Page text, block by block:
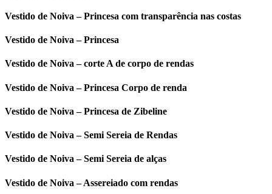
Vestido de Noiva – Princesa com transparência nas costas
Vestido de Noiva – Princesa
Vestido de Noiva – corte A de corpo de rendas
Vestido de Noiva – Princesa Corpo de renda
Vestido de Noiva – Princesa de Zibeline
Vestido de Noiva – Semi Sereia de Rendas
Vestido de Noiva – Semi Sereia de alças
Vestido de Noiva – Assereiado com rendas